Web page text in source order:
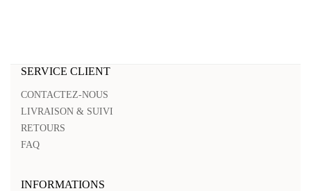
SERVICE CLIENT
CONTACTEZ-NOUS
LIVRAISON & SUIVI
RETOURS
FAQ
INFORMATIONS